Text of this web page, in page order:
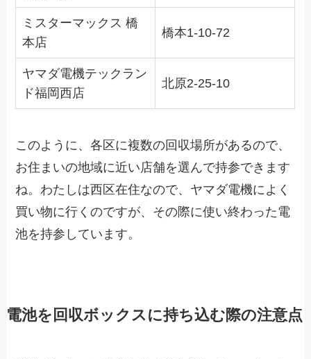
ミスターマックス 橋
本店
橋本1-10-72
ヤマダ電機テックラン
ド福岡西店
北原2-25-10
このように、各区に複数の回収場所があるので、
お住まいの地域に近い店舗を選んで持参できます
ね。わたしは西区在住なので、ヤマダ電機によく
買い物に行くのですが、その際に使い終わった電
池を持参しています。
電池を回収ボックスに持ち込む際の注意点